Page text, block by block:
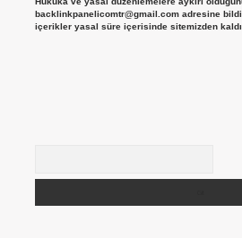
backlinkpanelicomtr@gmail.comadresine
içerikler yasal süre içerisinde sitemizden